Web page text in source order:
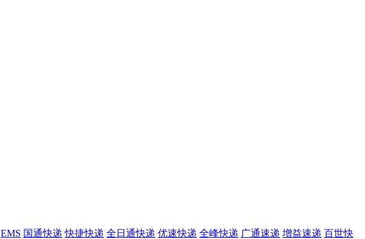
EMS 国通快递 快捷快递 全日通快递 优速快递 全峰快递 广通速递 增益速递 百世快